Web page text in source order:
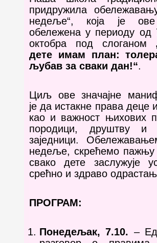
придружила
недеље“, која је
обележена у периоду од
октобра под слоганом
дете имам план:
љубав за сваки дан!“.
Циљ ове значајне
је да истакне права деце
као и важност њихових
породици, друштву и
заједници.
недеље, скрећемо
свако дете заслужује
срећно и здраво
ПРОГРАМ:
Понедељак, 7.10. –